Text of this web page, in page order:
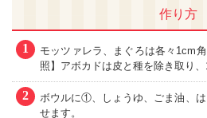
作り方
1
モッツァレラ、まぐろは各々1cm
照】アボカドは皮と種を除き取り、
2
ボウルに①、しょうゆ、ごま油、
せます。